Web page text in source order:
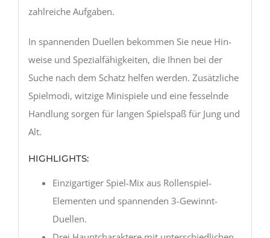
zahlreiche Aufgaben.
In spannenden Duellen bekommen Sie neue Hin-
weise und Spezialfähigkeiten, die Ihnen bei der
Suche nach dem Schatz helfen werden. Zusätzliche
Spielmodi, witzige Minispiele und eine fesselnde
Handlung sorgen für langen Spielspaß für Jung und
Alt.
HIGHLIGHTS:
Einzigartiger Spiel-Mix aus Rollenspiel-
Elementen und spannenden 3-Gewinnt-
Duellen.